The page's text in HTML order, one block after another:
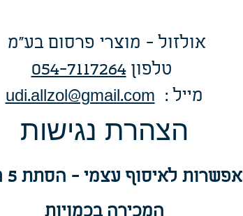
אולזול - מוצרי פרסום בע"מ
טלפון054-7117264
udi.allzol@gmail.com
: מייל
הצהרת נגישות
אפשרות לאיסוף עצמי - הסתת 5 חולון
המכירה בכמויות